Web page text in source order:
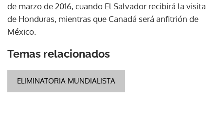
de marzo de 2016, cuando El Salvador recibirá la visita
de Honduras, mientras que Canadá será anfitrión de
México.
Temas relacionados
ELIMINATORIA MUNDIALISTA